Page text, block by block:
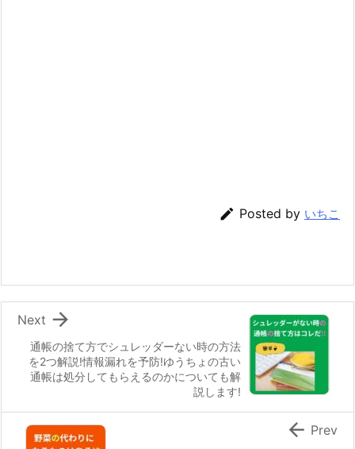
 Posted by いちこ
通帳の捨て方でシュレッダーない時の方法
を2つ解説!情報漏れを予防!ゆうちょの古い
通帳は処分してもらえるのかについても解
説します!

Next
 Prev